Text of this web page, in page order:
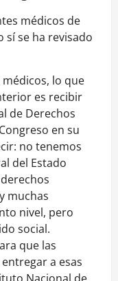
médicos de
sí se ha revisado
lo que
es recibir
de Derechos
en su
no tenemos
del Estado
muchas
nivel, pero
social.
que las
a esas